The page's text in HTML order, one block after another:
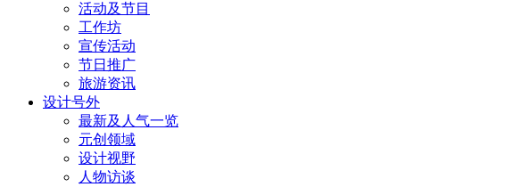
活动及节目
工作坊
宣传活动
节日推广
旅游资讯
设计号外
最新及人气一览
元创领域
设计视野
人物访谈